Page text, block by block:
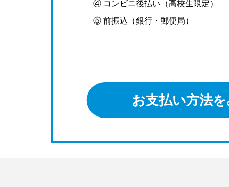
④ コンビニ後払い（高校生限定）
⑤ 前振込（銀行・郵便局）
お支払い方法